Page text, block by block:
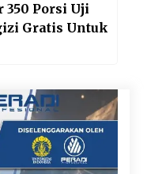
Porsi Uji
Gratis Untuk